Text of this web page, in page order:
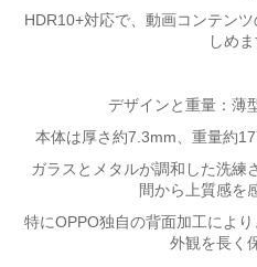
HDR10+対応で、動画コンテン
しめま
デザインと重量：薄
本体は厚さ約7.3mm、重量約
ガラスとメタルが調和した洗練
間から上質感を
特にOPPO独自の背面加工によ
外観を長く